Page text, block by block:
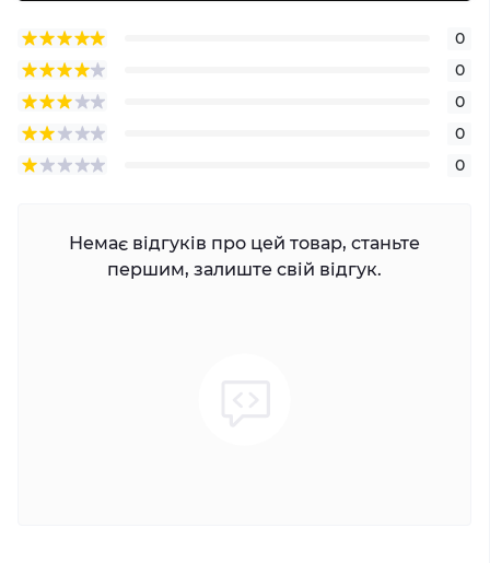
0
0
0
0
0
Немає відгуків про цей товар, станьте
першим, залиште свій відгук.